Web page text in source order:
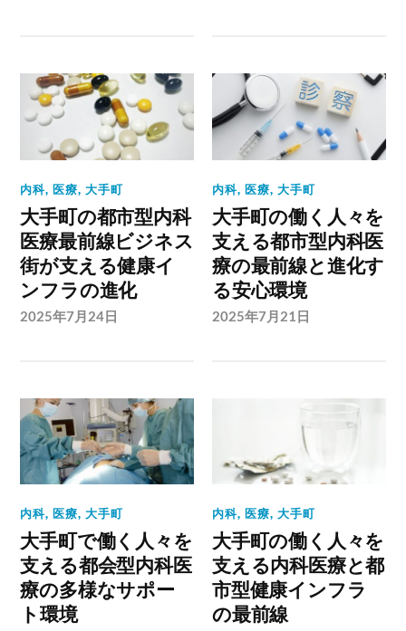
内科,医療,大手町
大手町の都市型内科
医療最前線ビジネス
街が支える健康イ
ンフラの進化
2025年7月24日
内科,医療,大手町
大手町の働く人々を
支える都市型内科医
療の最前線と進化す
る安心環境
2025年7月21日
内科, 医療,大手町
大手町で働く人々を
支える都会型内科医
療の多様なサポー
ト環境
内科, 医療,大手町
大手町の働く人々を
支える内科医療と都
市型健康インフラ
の最前線